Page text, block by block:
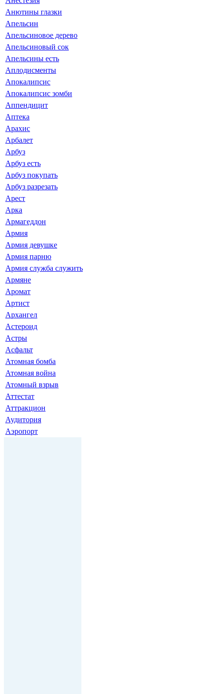
Анютины глазки
Апельсин
Апельсиновое дерево
Апельсиновый сок
Апельсины есть
Аплодисменты
Апокалипсис
Апокалипсис зомби
Аппендицит
Аптека
Арахис
Арбалет
Арбуз
Арбуз есть
Арбуз покупать
Арбуз разрезать
Арест
Арка
Армагеддон
Армия
Армия девушке
Армия парню
Армия служба служить
Армяне
Аромат
Артист
Архангел
Астероид
Астры
Асфальт
Атомная бомба
Атомная война
Атомный взрыв
Аттестат
Аттракцион
Аудитория
Аэропорт